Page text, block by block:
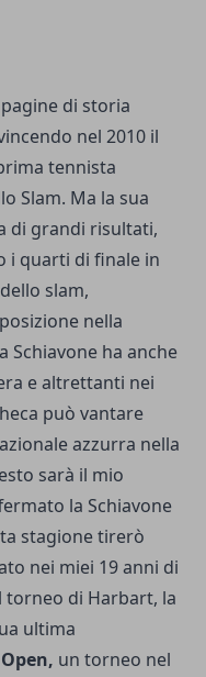
di storia
nel 2010 il
tennista
Slam. Ma la sua
di grandi risultati,
i quarti di finale in
slam,
nella
Schiavone ha anche
e altrettanti nei
può vantare
azzurra nella
sarà il mio
la Schiavone
stagione tirerò
nei miei 19 anni di
torneo di Harbart, la
ultima
un torneo nel